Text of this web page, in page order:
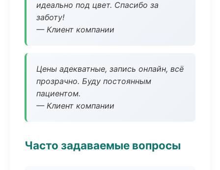
идеально под цвет. Спасибо за
заботу!
— Клиент компании
Цены адекватные, запись онлайн, всё
прозрачно. Буду постоянным
пациентом.
— Клиент компании
Часто задаваемые вопросы